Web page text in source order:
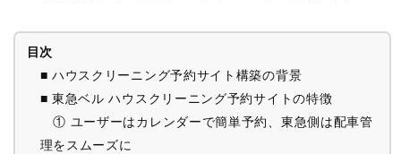
目次
■ ハウスクリーニング予約サイト構築の背景
■ 東急ベル ハウスクリーニング予約サイトの特徴
① ユーザーはカレンダーで簡単予約、東急側は配車管
理をスムーズに